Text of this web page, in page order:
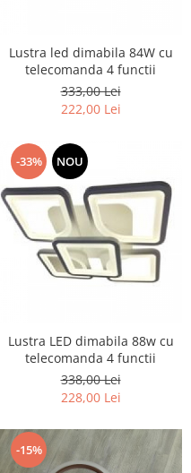
Lustra led dimabila 84W cu
telecomanda 4 functii
333,00 Lei
222,00 Lei
-33% NOU
Lustra LED dimabila 88w cu
telecomanda 4 functii
338,00 Lei
228,00 Lei
-15%